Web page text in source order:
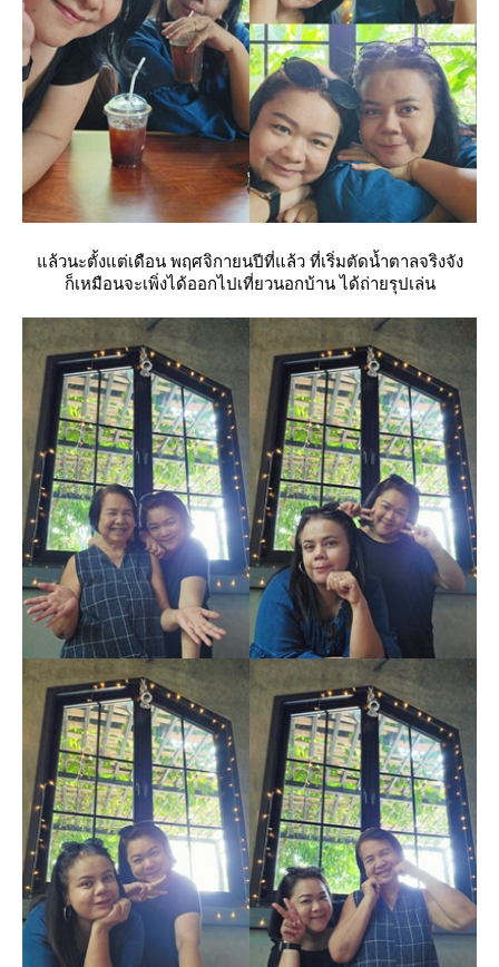
ล้วนะตั้งแต่เดือน พฤศจิกายนปีที่แล้ว ที่เริ่มตัดน้ำตาลจริงจัง
ก็เหมือนจะเพิ่งได้ออกไปเที่ยวนอกบ้าน ได้ถ่ายรุปเล่น